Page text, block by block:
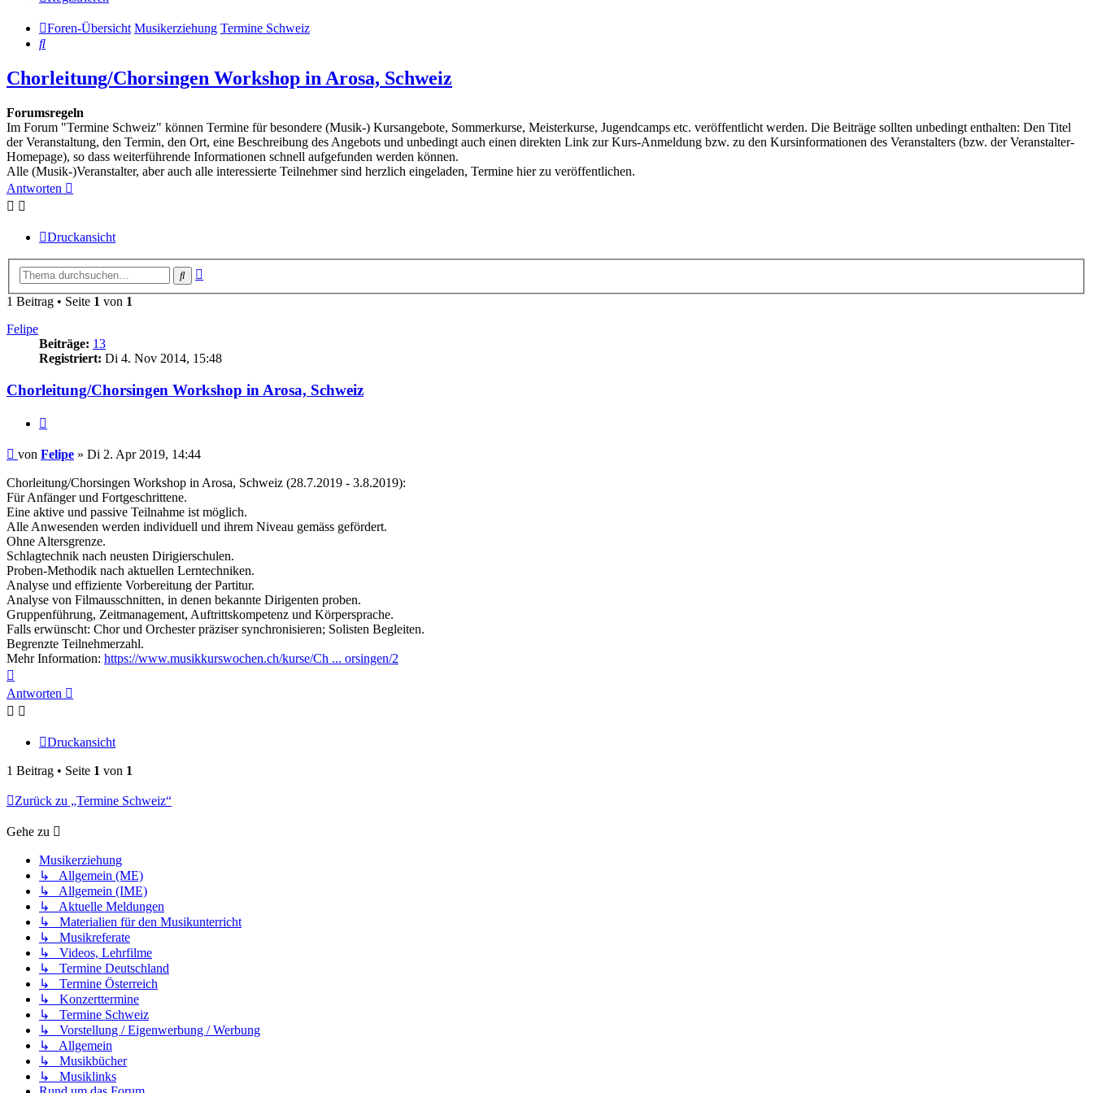
Foren-Übersicht Musikerziehung Termine Schweiz
Suche
Chorleitung/Chorsingen Workshop in Arosa, Schweiz
Forumsregeln
Im Forum "Termine Schweiz" können Termine für besondere (Musik-) Kursangebote, Sommerkurse, Meisterkurse, Jugendcamps etc. veröffentlicht werden. Die Beiträge sollten unbedingt enthalten: Den Titel
der Veranstaltung, den Termin, den Ort, eine Beschreibung des Angebots und unbedingt auch einen direkten Link zur Kurs-Anmeldung bzw. zu den Kursinformationen des Veranstalters (bzw. der Veranstalter-
Homepage), so dass weiterführende Informationen schnell aufgefunden werden können.
Alle (Musik-)Veranstalter, aber auch alle interessierte Teilnehmer sind herzlich eingeladen, Termine hier zu veröffentlichen.
Antworten
Druckansicht
Suche
1 Beitrag • Seite 1 von 1
Felipe
Beiträge: 13
Registriert: Di 4. Nov 2014, 15:48
Chorleitung/Chorsingen Workshop in Arosa, Schweiz
Beitrag
von Felipe » Di 2. Apr 2019, 14:44
Chorleitung/Chorsingen Workshop in Arosa, Schweiz (28.7.2019 - 3.8.2019):
Für Anfänger und Fortgeschrittene.
Eine aktive und passive Teilnahme ist möglich.
Alle Anwesenden werden individuell und ihrem Niveau gemäss gefördert.
Ohne Altersgrenze.
Schlagtechnik nach neusten Dirigierschulen.
Proben-Methodik nach aktuellen Lerntechniken.
Analyse und effiziente Vorbereitung der Partitur.
Analyse von Filmausschnitten, in denen bekannte Dirigenten proben.
Gruppenführung, Zeitmanagement, Auftrittskompetenz und Körpersprache.
Falls erwünscht: Chor und Orchester präziser synchronisieren; Solisten Begleiten.
Begrenzte Teilnehmerzahl.
Mehr Information: https://www.musikkurswochen.ch/kurse/Ch ... orsingen/2
oben
Antworten
Druckansicht
1 Beitrag • Seite 1 von 1
Zurück zu „Termine Schweiz“
Gehe zu
Musikerziehung
↳ Allgemein (ME)
↳ Allgemein (IME)
↳ Aktuelle Meldungen
↳ Materialien für den Musikunterricht
↳ Musikreferate
↳ Videos, Lehrfilme
↳ Termine Deutschland
↳ Termine Österreich
↳ Konzerttermine
↳ Termine Schweiz
↳ Vorstellung / Eigenwerbung / Werbung
↳ Allgemein
↳ Musikbücher
↳ Musiklinks